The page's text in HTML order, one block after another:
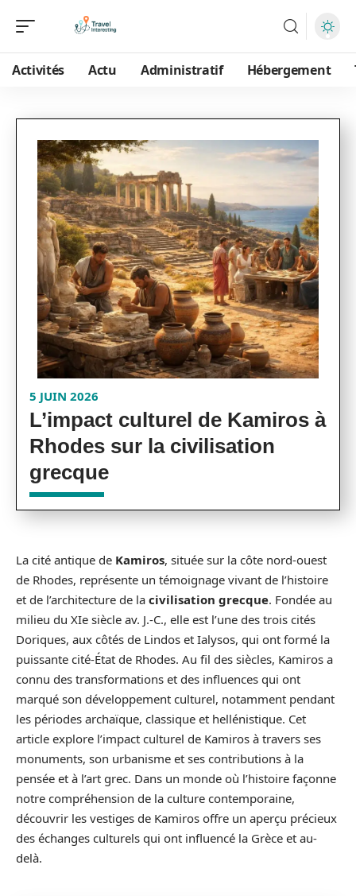
Activités Actu Administratif Hébergement
5 JUIN 2026
L’impact culturel de Kamiros à
Rhodes sur la civilisation
grecque
La cité antique de Kamiros, située sur la côte nord-ouest
de Rhodes, représente un témoignage vivant de l’histoire
et de l’architecture de la civilisation grecque. Fondée au
milieu du XIe siècle av. J.-C., elle est l’une des trois cités
Doriques, aux côtés de Lindos et Ialysos, qui ont formé la
puissante cité-État de Rhodes. Au fil des siècles, Kamiros a
connu des transformations et des influences qui ont
marqué son développement culturel, notamment pendant
les périodes archaïque, classique et hellénistique. Cet
article explore l’impact culturel de Kamiros à travers ses
monuments, son urbanisme et ses contributions à la
pensée et à l’art grec. Dans un monde où l’histoire façonne
notre compréhension de la culture contemporaine,
découvrir les vestiges de Kamiros offre un aperçu précieux
des échanges culturels qui ont influencé la Grèce et au-
delà.